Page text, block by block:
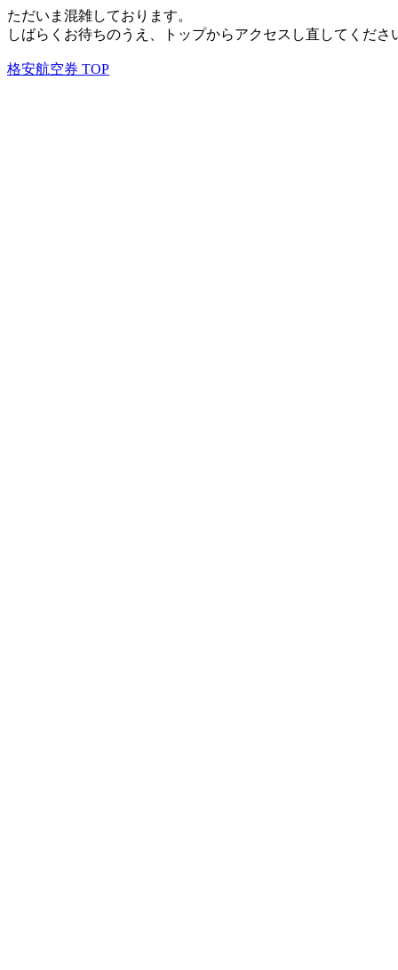
ただいま混雑しております。
しばらくお待ちのうえ、トップからアクセスし直してくださ
格安航空券 TOP